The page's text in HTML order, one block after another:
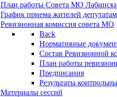
План работы Совета МО
График приема жителей
Ревизионная комиссия совета МО
Back
Нормативные
Состав Ревизионной
План работы
Предписания
Результаты
Материалы сессий